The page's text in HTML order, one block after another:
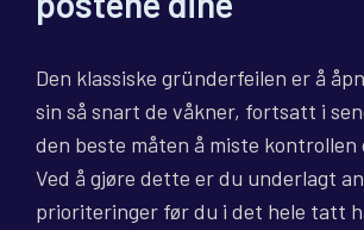
Den klassiske gründerfeilen er å
sin så snart de våkner, fortsatt i
den beste måten å miste kontrollen
Ved å gjøre dette er du underlagt
prioriteringer før du i det hele tatt